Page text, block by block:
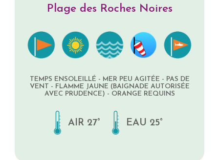
Plage des Roches Noires
TEMPS ENSOLEILLÉ - MER PEU AGITÉE - PAS DE
VENT - FLAMME JAUNE (BAIGNADE AUTORISÉE
AVEC PRUDENCE) - ORANGE REQUINS
AIR 27° EAU 25°